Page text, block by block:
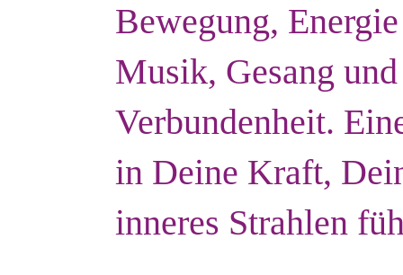
Bewegung,
Musik, Gesang
Verbundenheit.
in Deine Kraft,
inneres Strahlen